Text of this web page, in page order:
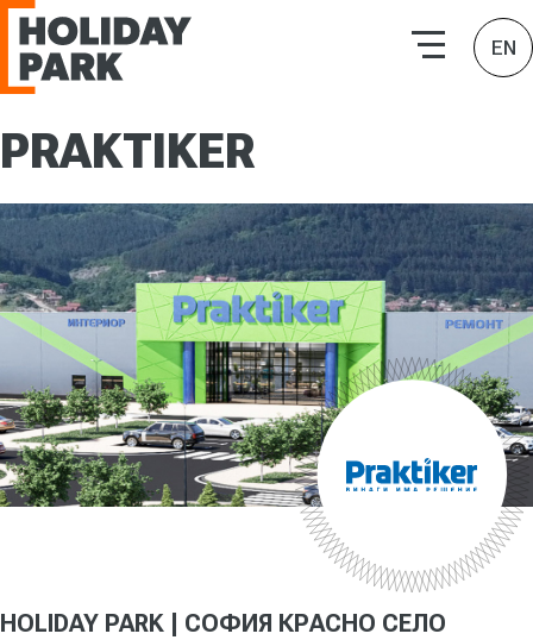
HOLIDAY PARK | Търговски комплекси
EN
PRAKTIKER
HOLIDAY PARK | СОФИЯ КРАСНО СЕЛО